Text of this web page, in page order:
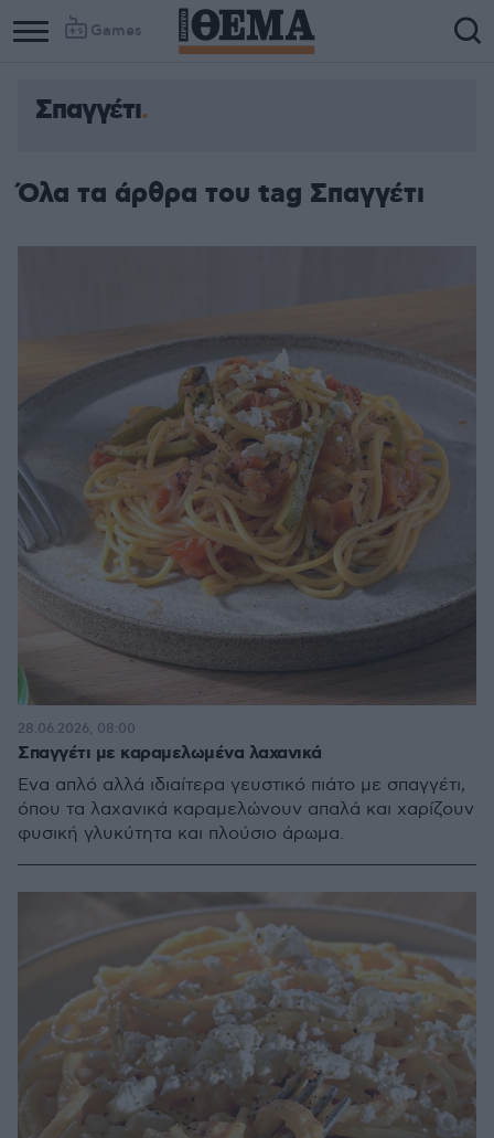
Games
Σπαγγέτι
Όλα τα άρθρα του tag Σπαγγέτι
Σπαγγέτι με καραμελωμένα λαχανικά
Ένα απλό αλλά ιδιαίτερα γευστικό πιάτο με σπαγγέτι,
όπου τα λαχανικά καραμελώνουν απαλά και χαρίζουν
φυσική γλυκύτητα και πλούσιο άρωμα.
28.06.2026, 08:00